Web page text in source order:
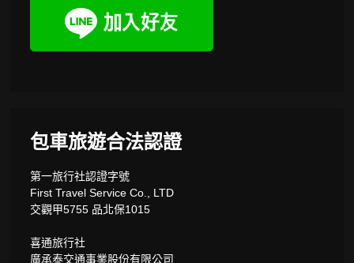
包車旅遊合法認證
第一旅行社認證字號
First Travel Service Co., LTD
交觀甲5755 品北保1015
喜通旅行社
廣承泰交通事業股份有限公司